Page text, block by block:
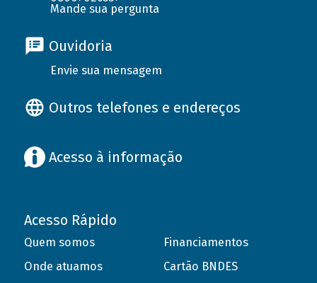
Mande sua pergunta
Ouvidoria
Envie sua mensagem
Outros telefones e endereços
Acesso à informação
Acesso Rápido
Quem somos
Onde atuamos
Financiamentos
Cartão BNDES